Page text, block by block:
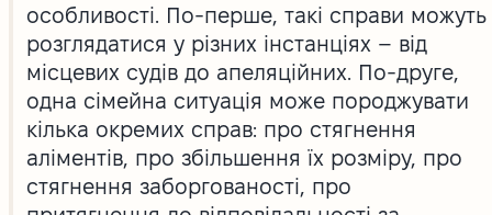
особливості. По-перше, такі справи можуть
розглядатися у різних інстанціях – від
місцевих судів до апеляційних. По-друге,
одна сімейна ситуація може породжувати
кілька окремих справ: про стягнення
аліментів, про збільшення їх розміру, про
стягнення заборгованості, про